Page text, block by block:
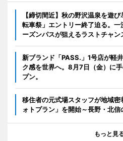
【締切間近】秋の野沢温泉を遊
転車祭」エントリー終了迫る。
ーズンパスが狙えるラストチャン
新ブランド「PASS.」1号店が軽
ク感を世界へ。8月7日（金）に
プン。
移住者の元式場スタッフが地域
ォトプラン」を開始～長野・北
もっと見